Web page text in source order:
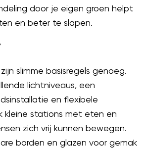
door je eigen groen helpt
en beter te slapen.
slimme basisregels genoeg.
lichtniveaus, een
en flexibele
kleine stations met eten en
zich vrij kunnen bewegen.
borden en glazen voor gemak